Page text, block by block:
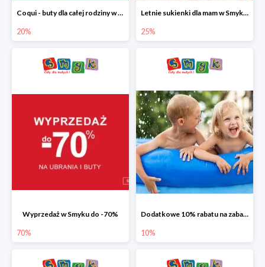
Coqui - buty dla całej rodziny w Smyku do -20%
20%
Letnie sukienki dla mam w Smyku do -25%
25%
Wyprzedaż w Smyku do -70%
70%
Dodatkowe 10% rabatu na zabawki ogrodowe i baseny
10%